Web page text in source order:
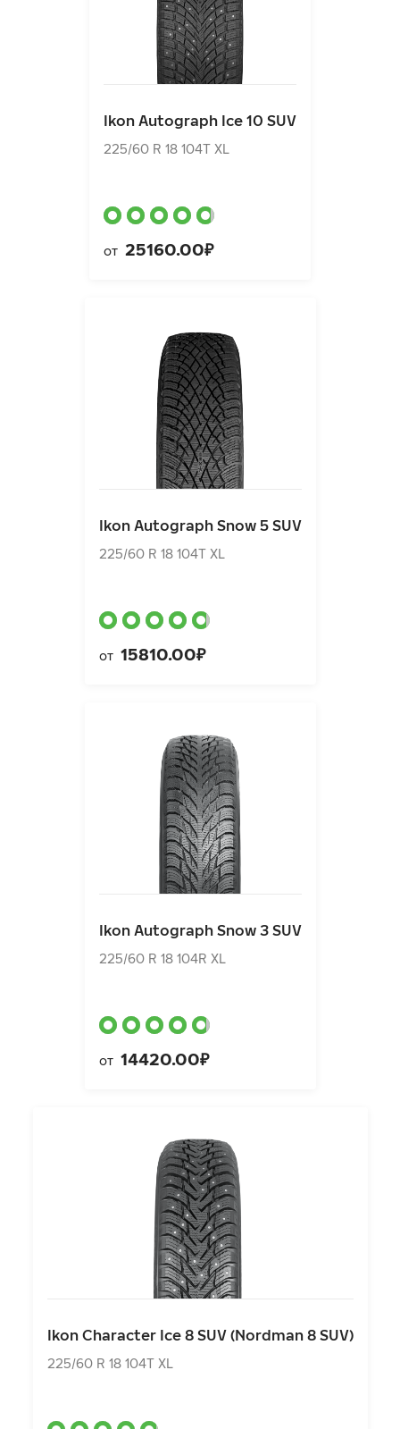
Ikon Autograph Ice 10 SUV
225/60 R 18 104T XL
от 25160.00₽
Ikon Autograph Snow 5 SUV
225/60 R 18 104T XL
от 15810.00₽
Ikon Autograph Snow 3 SUV
225/60 R 18 104R XL
от 14420.00₽
Ikon Character Ice 8 SUV (Nordman 8 SUV)
225/60 R 18 104T XL
225/60 R 18 104T XL
от25160.00₽
Ikon Autograph Snow 5 SUV
225/60 R 18 104T XL
от15810.00₽
Ikon Autograph Snow 3 SUV
225/60 R 18 104R XL
от14420.00₽
Ikon Character Ice 8 SUV (Nordman 8 SUV)
225/60 R 18 104T XL
от17580.00₽